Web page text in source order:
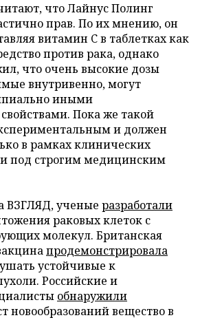
что Лайнус Полинг
прав. По их мнению, он
витамин C в таблетках как
против рака, однако
что очень высокие дозы
внутривенно, могут
иными
Пока же такой
и должен
в рамках клинических
под строгим медицинским
ВЗГЛЯД, ученые разработали
раковых клеток с
молекул. Британская
продемонстрировала
устойчивые к
Российские и
обнаружили
новообразований вещество в